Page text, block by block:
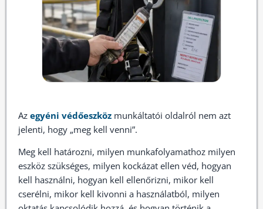
Az egyéni védőeszköz munkáltatói oldalról nem azt
jelenti, hogy „meg kell venni”.
Meg kell határozni, milyen munkafolyamathoz milyen
eszköz szükséges, milyen kockázat ellen véd, hogyan
kell használni, hogyan kell ellenőrizni, mikor kell
cserélni, mikor kell kivonni a használatból, milyen